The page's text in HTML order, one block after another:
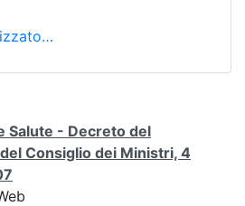
Salute - Decreto del
Consiglio dei Ministri, 4